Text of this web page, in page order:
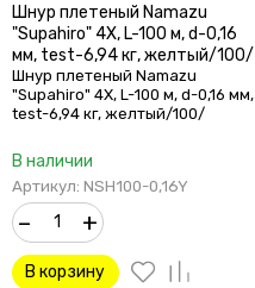
Шнур плетеный Namazu
"Supahiro" 4Х, L-100 м, d-0,16
мм, test-6,94 кг, желтый/100/
Шнур плетеный Namazu
"Supahiro" 4Х, L-100 м, d-0,16 мм,
test-6,94 кг, желтый/100/
В наличии
Артикул: NSH100-0,16Y
– +
В корзину